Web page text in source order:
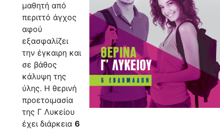
μαθητή από
περιττό άγχος
αφού
εξασφαλίζει
την έγκαιρη και
σε βάθος
κάλυψη της
ύλης. Η θερινή
προετοιμασία
της Γ Λυκείου
έχει διάρκεια 6